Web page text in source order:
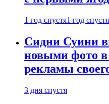
1 год спустя1 год спустя
Сидни Суини
новыми фото
рекламы
3 дня спустя